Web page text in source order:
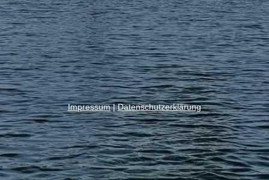
Impressum|Datenschutzerklärung